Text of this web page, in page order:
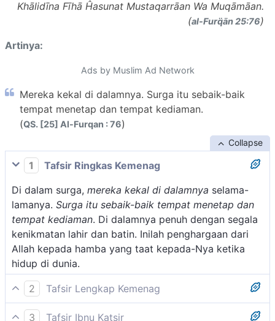
Khālidīna Fīhā Ĥasunat Mustaqarrāan Wa Muqāmāan.
(al-Furq̈ān 25:76)
Artinya:
Ads by Muslim Ad Network
Mereka kekal di dalamnya. Surga itu sebaik-baik
tempat menetap dan tempat kediaman.
(QS. [25] Al-Furqan : 76)
Collapse
1
Tafsir Ringkas Kemenag
Di dalam surga, mereka kekal di dalamnya selama-
lamanya. Surga itu sebaik-baik tempat menetap dan
tempat kediaman. Di dalamnya penuh dengan segala
kenikmatan lahir dan batin. Inilah penghargaan dari
Allah kepada hamba yang taat kepada-Nya ketika
hidup di dunia.
2
Tafsir Lengkap Kemenag
Pada dua ayat ini, Allah menerangkan ganjaran dan
3
Tafsir Ibnu Katsir